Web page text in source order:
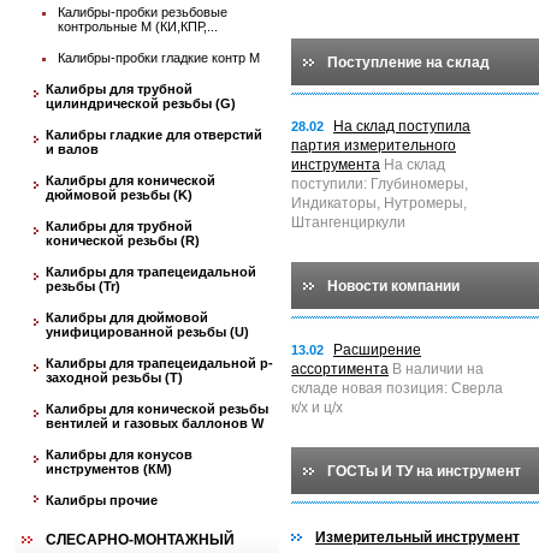
Калибры-пробки резьбовые
контрольные М (КИ,КПР,...
Калибры-пробки гладкие контр М
Калибры для трубной
цилиндрической резьбы (G)
Калибры гладкие для отверстий
и валов
Калибры для конической
дюймовой резьбы (K)
Калибры для трубной
конической резьбы (R)
Калибры для трапецеидальной
резьбы (Tr)
Калибры для дюймовой
унифицированной резьбы (U)
Калибры для трапецеидальной p-
заходной резьбы (T)
Калибры для конической резьбы
вентилей и газовых баллонов W
Калибры для конусов
инструментов (КМ)
Калибры прочие
СЛЕСАРНО-МОНТАЖНЫЙ
Поступление на склад
28.02
На склад поступила
партия измерительного
инструмента На склад
поступили: Глубиномеры,
Индикаторы, Нутромеры,
Штангенциркули
Новости компании
13.02
Расширение
ассортимента В наличии на
складе новая позиция: Сверла
к/х и ц/х
ГОСТы И ТУ на инструмент
Измерительный инструмент